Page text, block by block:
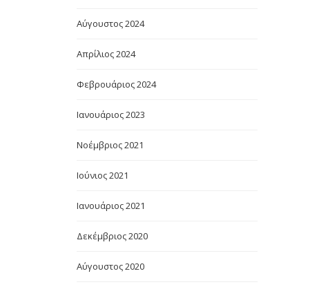
Αύγουστος 2024
Απρίλιος 2024
Φεβρουάριος 2024
Ιανουάριος 2023
Νοέμβριος 2021
Ιούνιος 2021
Ιανουάριος 2021
Δεκέμβριος 2020
Αύγουστος 2020